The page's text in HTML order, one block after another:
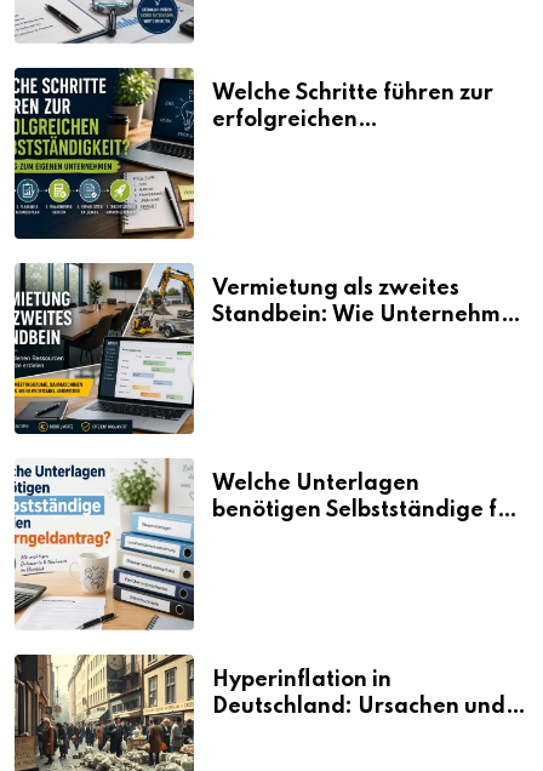
Welche Schritte führen zur
erfolgreichen
Vermietung als zweites
Standbein: Wie Unternehmen
Welche Unterlagen
benötigen Selbstständige für
Hyperinflation in
Deutschland: Ursachen und